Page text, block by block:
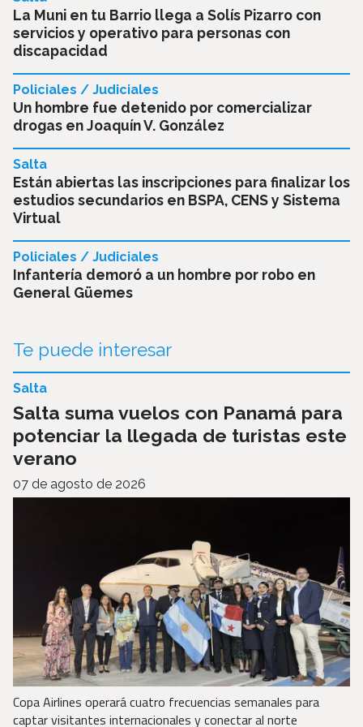
La Muni en tu Barrio llega a Solís Pizarro con
servicios y operativo para personas con
discapacidad
Un hombre fue detenido por comercializar
drogas en Joaquín V. González
Policiales / Judiciales
Están abiertas las inscripciones para finalizar los
estudios secundarios en BSPA, CENS y Sistema
Virtual
Salta
Infantería demoró a un hombre por robo en
General Güemes
Policiales / Judiciales
Te puede interesar
Salta suma vuelos con Panamá para
potenciar la llegada de turistas este
verano
Salta
07 de agosto de 2026
Copa Airlines operará cuatro frecuencias semanales para
captar visitantes internacionales y conectar al norte